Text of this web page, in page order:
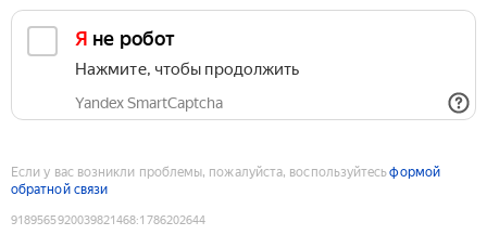
Я не робот
Нажмите, чтобы продолжить
Yandex SmartCaptcha
Если у вас возникли проблемы, пожалуйста, воспользуйтесьформой
обратной связи
9189565920039821468:1786202644